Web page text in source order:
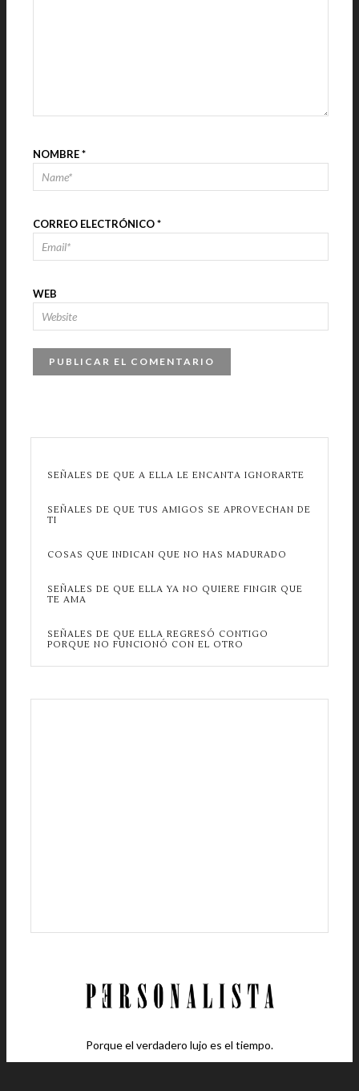
NOMBRE*
CORREO ELECTRÓNICO*
WEB
SEÑALES DE QUE A ELLA LE ENCANTA IGNORARTE
SEÑALES DE QUE TUS AMIGOS SE APROVECHAN DE
TI
COSAS QUE INDICAN QUE NO HAS MADURADO
SEÑALES DE QUE ELLA YA NO QUIERE FINGIR QUE
TE AMA
SEÑALES DE QUE ELLA REGRESÓ CONTIGO
PORQUE NO FUNCIONÓ CON EL OTRO
Porque el verdadero lujo es el tiempo.